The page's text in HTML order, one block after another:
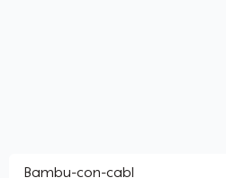
Bambu-con-cabl